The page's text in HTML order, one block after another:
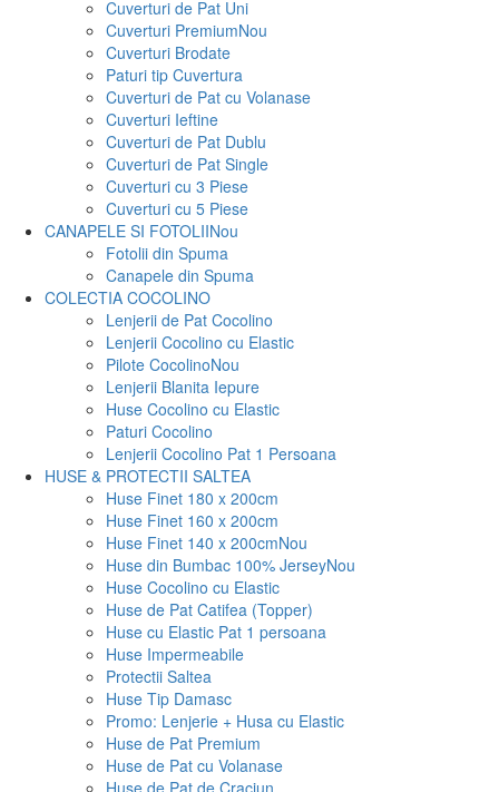
Cuverturi de Pat Uni
Cuverturi PremiumNou
Cuverturi Brodate
Paturi tip Cuvertura
Cuverturi de Pat cu Volanase
Cuverturi Ieftine
Cuverturi de Pat Dublu
Cuverturi de Pat Single
Cuverturi cu 3 Piese
Cuverturi cu 5 Piese
CANAPELE SI FOTOLIINou
Fotolii din Spuma
Canapele din Spuma
COLECTIA COCOLINO
Lenjerii de Pat Cocolino
Lenjerii Cocolino cu Elastic
Pilote CocolinoNou
Lenjerii Blanita Iepure
Huse Cocolino cu Elastic
Paturi Cocolino
Lenjerii Cocolino Pat 1 Persoana
HUSE & PROTECTII SALTEA
Huse Finet 180 x 200cm
Huse Finet 160 x 200cm
Huse Finet 140 x 200cmNou
Huse din Bumbac 100% JerseyNou
Huse Cocolino cu Elastic
Huse de Pat Catifea (Topper)
Huse cu Elastic Pat 1 persoana
Huse Impermeabile
Protectii Saltea
Huse Tip Damasc
Promo: Lenjerie + Husa cu Elastic
Huse de Pat Premium
Huse de Pat cu Volanase
Huse de Pat de Craciun